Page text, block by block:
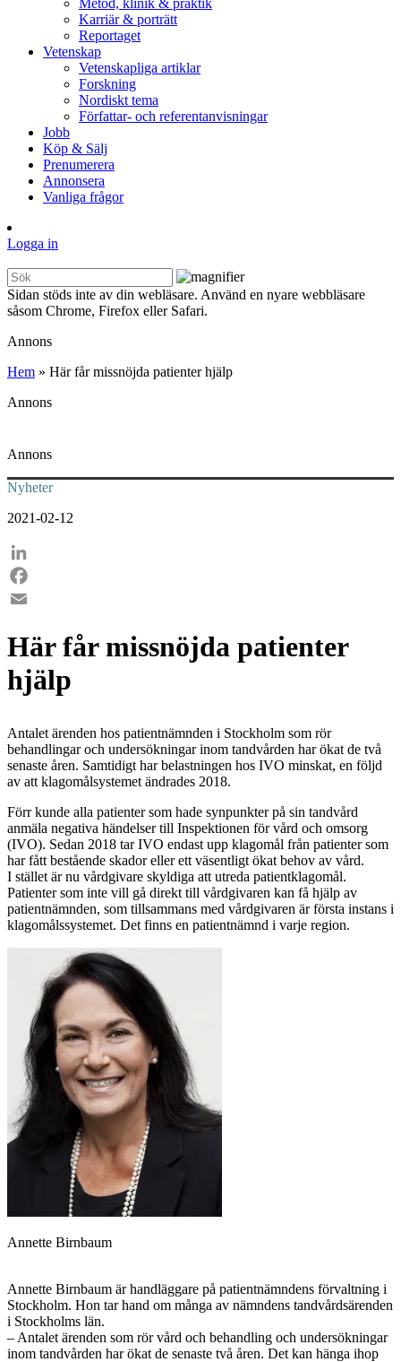
Metod, klinik & praktik
Karriär & porträtt
Reportaget
Vetenskap
Vetenskapliga artiklar
Forskning
Nordiskt tema
Författar- och referentanvisningar
Jobb
Köp & Sälj
Prenumerera
Annonsera
Vanliga frågor
Logga in
Sidan stöds inte av din webläsare. Använd en nyare webbläsare
såsom Chrome, Firefox eller Safari.
Annons
Hem » Här får missnöjda patienter hjälp
Annons
Annons
Nyheter
2021-02-12
LinkedIn
Facebook
Här får missnöjda patienter
hjälp
Antalet ärenden hos patientnämnden i Stockholm som rör
behandlingar och undersökningar inom tandvården har ökat de två
senaste åren. Samtidigt har belastningen hos IVO minskat, en följd
av att klagomålsystemet ändrades 2018.
Förr kunde alla patienter som hade synpunkter på sin tandvård
anmäla negativa händelser till Inspektionen för vård och omsorg
(IVO). Sedan 2018 tar IVO endast upp klagomål från patienter som
har fått bestående skador eller ett väsentligt ökat behov av vård.
I stället är nu vårdgivare skyldiga att utreda patientklagomål.
Patienter som inte vill gå direkt till vårdgivaren kan få hjälp av
patientnämnden, som tillsammans med vårdgivaren är första instans i
klagomålssystemet. Det finns en patientnämnd i varje region.
Annette Birnbaum
Annette Birnbaum är handläggare på patientnämndens förvaltning i
Stockholm. Hon tar hand om många av nämndens tandvårdsärenden
i Stockholms län.
– Antalet ärenden som rör vård och behandling och undersökningar
inom tandvården har ökat de senaste två åren. Det kan hänga ihop